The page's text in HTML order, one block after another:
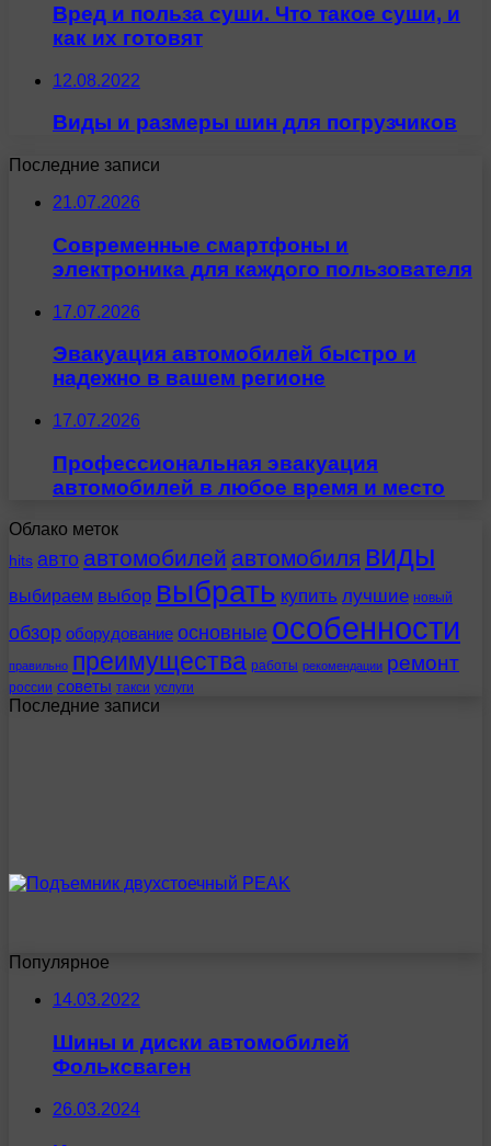
Вред и польза суши. Что такое суши, и
как их готовят
12.08.2022
Виды и размеры шин для погрузчиков
Последние записи
21.07.2026
Современные смартфоны и
электроника для каждого пользователя
17.07.2026
Эвакуация автомобилей быстро и
надежно в вашем регионе
17.07.2026
Профессиональная эвакуация
автомобилей в любое время и место
Облако меток
hits авто автомобилей автомобиля виды
выбираем выбор выбрать купить лучшие новый
обзор оборудование основные особенности
правильно преимущества работы рекомендации ремонт
россии советы такси услуги
Последние записи
Популярное
14.03.2022
Шины и диски автомобилей
Фольксваген
26.03.2024